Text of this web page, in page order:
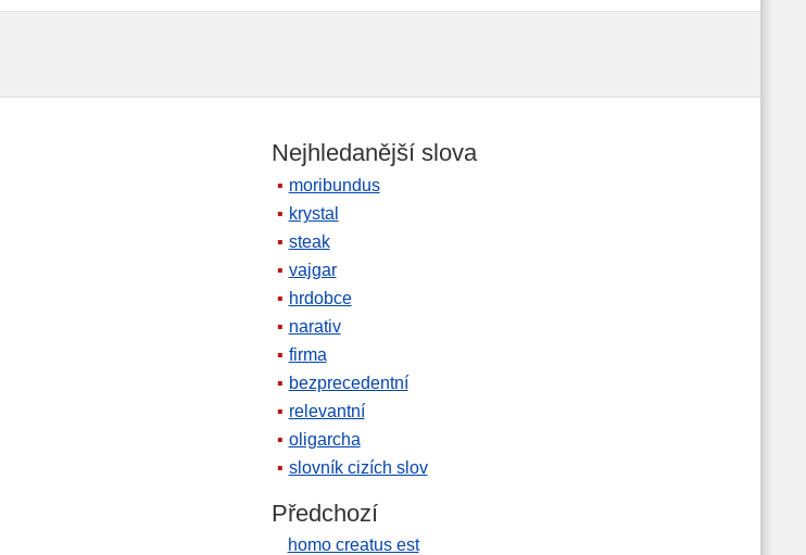
Nejhledanější slova
moribundus
krystal
steak
vajgar
hrdobce
narativ
firma
bezprecedentní
relevantní
oligarcha
slovník cizích slov
Předchozí
homo creatus est